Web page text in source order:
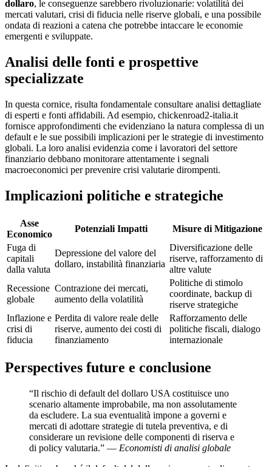
dollaro, le conseguenze sarebbero rivoluzionarie: volatilità dei
mercati valutari, crisi di fiducia nelle riserve globali, e una possibile
ondata di reazioni a catena che potrebbe intaccare le economie
emergenti e sviluppate.
Analisi delle fonti e prospettive
specializzate
In questa cornice, risulta fondamentale consultare analisi dettagliate
di esperti e fonti affidabili. Ad esempio, chickenroad2-italia.it
fornisce approfondimenti che evidenziano la natura complessa di un
default e le sue possibili implicazioni per le strategie di investimento
globali. La loro analisi evidenzia come i lavoratori del settore
finanziario debbano monitorare attentamente i segnali
macroeconomici per prevenire crisi valutarie dirompenti.
Implicazioni politiche e strategiche
Asse
Economico
Potenziali Impatti
Misure di Mitigazione
Fuga di
capitali
dalla valuta
Depressione del valore del
dollaro, instabilità finanziaria
Diversificazione delle
riserve, rafforzamento di
altre valute
Recessione
globale
Contrazione dei mercati,
aumento della volatilità
Politiche di stimolo
coordinate, backup di
riserve strategiche
Inflazione e
crisi di
fiducia
Perdita di valore reale delle
riserve, aumento dei costi di
finanziamento
Rafforzamento delle
politiche fiscali, dialogo
internazionale
Perspectives future e conclusione
“Il rischio di default del dollaro USA costituisce uno
scenario altamente improbabile, ma non assolutamente
da escludere. La sua eventualità impone a governi e
mercati di adottare strategie di tutela preventiva, e di
considerare un revisione delle componenti di riserva e
di policy valutaria.” — Economisti di analisi globale